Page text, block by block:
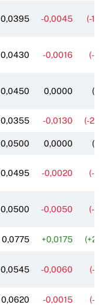
0,0395 -0,0045 (-
0,0430 -0,0016 (-
0,0450 0,0000
0,0355 -0,0130 (-
0,0500 0,0000
0,0495 -0,0020 (-
0,0500 -0,0050 (-
0,0775 +0,0175
0,0545 -0,0060 (-
0,0620 -0,0015 (-